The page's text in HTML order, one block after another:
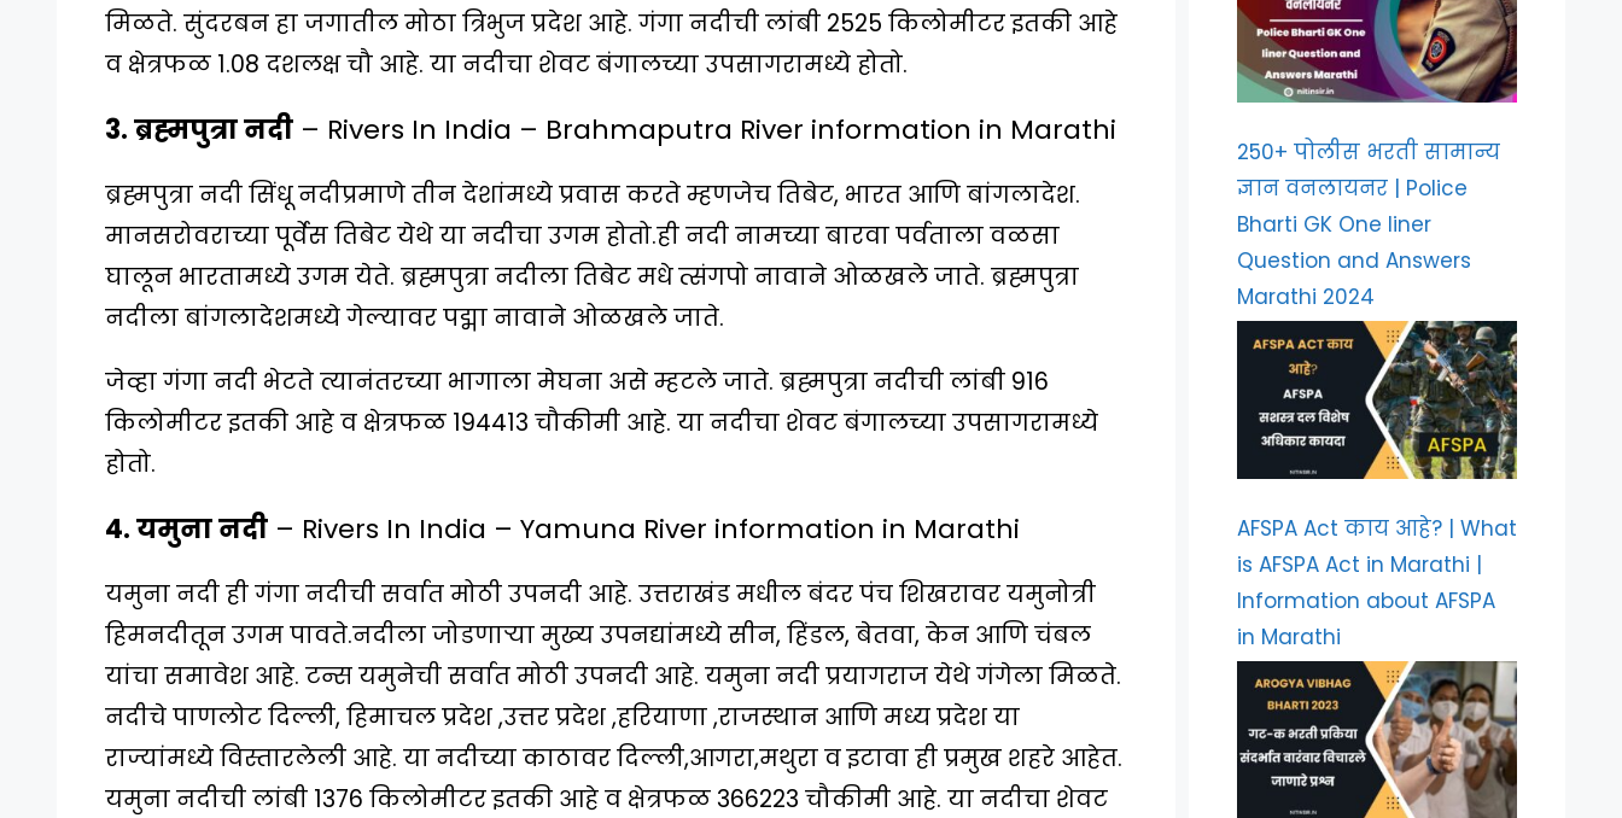
मिळते. सुंदरबन हा जगातील मोठा त्रिभुज प्रदेश आहे. गंगा नदीची लांबी 2525 किलोमीटर इतकी आहे
व क्षेत्रफळ 1.08 दशलक्ष चौ आहे. या नदीचा शेवट बंगालच्या उपसागरामध्ये होतो.
3. ब्रह्मपुत्रा नदी – Rivers In India – Brahmaputra River information in Marathi
ब्रह्मपुत्रा नदी सिंधू नदीप्रमाणे तीन देशांमध्ये प्रवास करते म्हणजेच तिबेट, भारत आणि बांगलादेश.
मानसरोवराच्या पूर्वेस तिबेट येथे या नदीचा उगम होतो.ही नदी नामच्या बारवा पर्वताला वळसा
घालून भारतामध्ये उगम येते. ब्रह्मपुत्रा नदीला तिबेट मधे त्संगपो नावाने ओळखले जाते. ब्रह्मपुत्रा
नदीला बांगलादेशमध्ये गेल्यावर पद्मा नावाने ओळखले जाते.
जेव्हा गंगा नदी भेटते त्यानंतरच्या भागाला मेघना असे म्हटले जाते. ब्रह्मपुत्रा नदीची लांबी 916
किलोमीटर इतकी आहे व क्षेत्रफळ 194413 चौकीमी आहे. या नदीचा शेवट बंगालच्या उपसागरामध्ये
होतो.
4. यमुना नदी – Rivers In India – Yamuna River information in Marathi
यमुना नदी ही गंगा नदीची सर्वात मोठी उपनदी आहे. उत्तराखंड मधील बंदर पंच शिखरावर यमुनोत्री
हिमनदीतून उगम पावते.नदीला जोडणाऱ्या मुख्य उपनद्यांमध्ये सीन, हिंडल, बेतवा, केन आणि चंबल
यांचा समावेश आहे. टन्स यमुनेची सर्वात मोठी उपनदी आहे. यमुना नदी प्रयागराज येथे गंगेला मिळते.
नदीचे पाणलोट दिल्ली, हिमाचल प्रदेश ,उत्तर प्रदेश ,हरियाणा ,राजस्थान आणि मध्य प्रदेश या
राज्यांमध्ये विस्तारलेली आहे. या नदीच्या काठावर दिल्ली,आगरा,मथुरा व इटावा ही प्रमुख शहरे आहेत.
यमुना नदीची लांबी 1376 किलोमीटर इतकी आहे व क्षेत्रफळ 366223 चौकीमी आहे. या नदीचा शेवट
250+ पोलीस भरती सामान्य
ज्ञान वनलायनर | Police
Bharti GK One liner
Question and Answers
Marathi 2024
AFSPA Act काय आहे? | What
is AFSPA Act in Marathi |
Information about AFSPA
in Marathi